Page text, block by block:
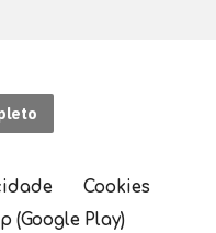
Cookies
(Google Play)